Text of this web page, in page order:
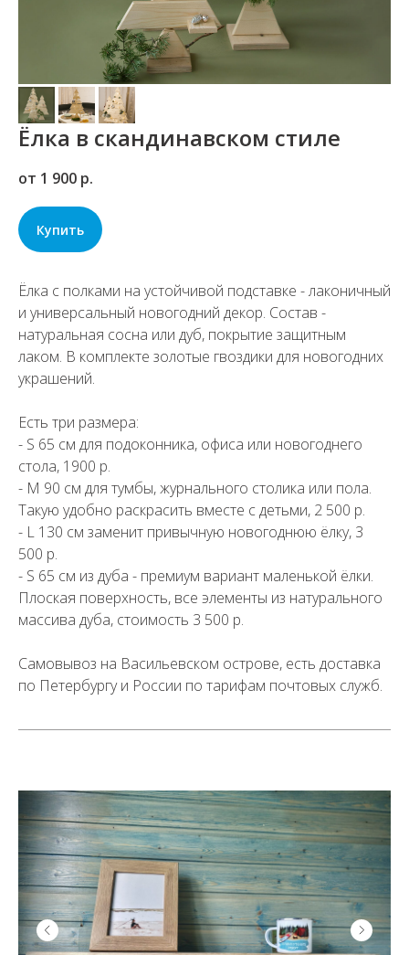
Ёлка в скандинавском стиле
от 1 900 р.
Купить
Ёлка с полками на устойчивой подставке - лаконичный
и универсальный новогодний декор. Состав -
натуральная сосна или дуб, покрытие защитным
лаком. В комплекте золотые гвоздики для новогодних
украшений.
Есть три размера:
- S 65 см для подоконника, офиса или новогоднего
стола, 1900 р.
- M 90 см для тумбы, журнального столика или пола.
Такую удобно раскрасить вместе с детьми, 2 500 р.
- L 130 см заменит привычную новогоднюю ёлку, 3
500 р.
- S 65 см из дуба - премиум вариант маленькой ёлки.
Плоская поверхность, все элементы из натурального
массива дуба, стоимость 3 500 р.
Самовывоз на Васильевском острове, есть доставка
по Петербургу и России по тарифам почтовых служб.